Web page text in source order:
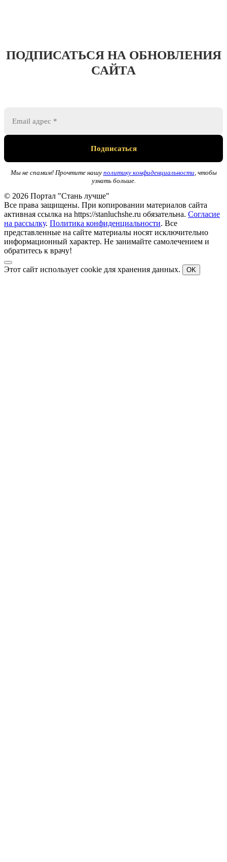
ПОДПИСАТЬСЯ НА ОБНОВЛЕНИЯ
САЙТА
Мы не спамим! Прочтите нашу политику конфиденциальности , чтобы
узнать больше.
© 2026 Портал "Стань лучше"
Все права защищены. При копировании материалов сайта
активная ссылка на https://stanluchshe.ru обязательна. Согласие
на рассылку. Политика конфиденциальности. Все
представленные на сайте материалы носят исключительно
информационный характер. Не занимайте самолечением и
обратитесь к врачу!
Этот сайт использует cookie для хранения данных. OK